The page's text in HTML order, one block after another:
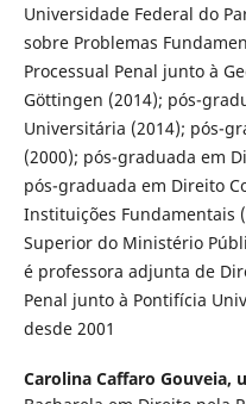
Universidade Federal do
sobre Problemas
Processual Penal junto à
Göttingen (2014); pós-
Universitária (2014); pós-
(2000); pós-graduada em
pós-graduada em Direito
Instituições Fundamentais
Superior do Ministério
é professora adjunta de
Penal junto à Pontifícia
desde 2001
Carolina Caffaro Gouveia,